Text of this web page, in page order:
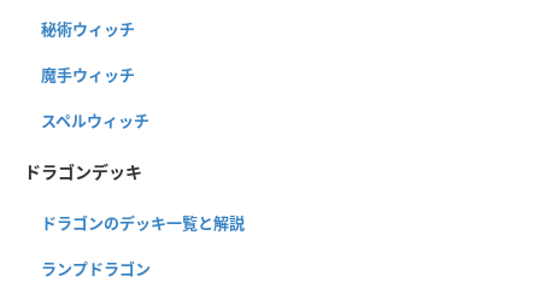
秘術ウィッチ
魔手ウィッチ
スペルウィッチ
ドラゴンデッキ
ドラゴンのデッキ一覧と解説
ランプドラゴン